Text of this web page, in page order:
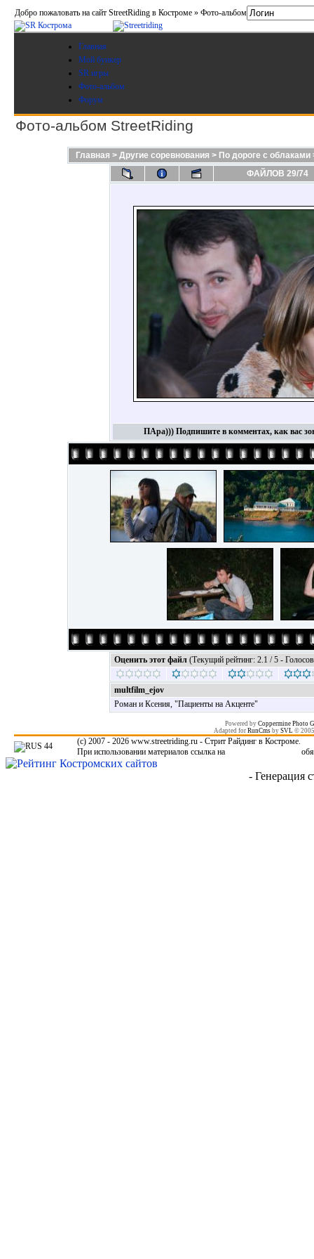
Добро пожаловать на сайт StreetRiding в Костроме » Фото-альбом
Главная
Мой бункер
SR игры
Фото-альбом
Форум
Фото-альбом StreetRiding
Главная > Другие соревнования > По дороге с облаками
ФАЙЛОВ 29/74
ПАра))) Подпишите в комментах, как вас
Оценить этот файл (Текущий рейтинг: 2.1 / 5 -
multfilm_ejov
Роман и Ксения, "Пациенты на Акценте"
Powered by Coppermine Photo
Adapted for RunCmsby SVL ©
(c) 2007 - 2026 www.streetriding.ru - Стрит Райдинг в Костроме.
При использовании материалов ссылка на
- Генерация